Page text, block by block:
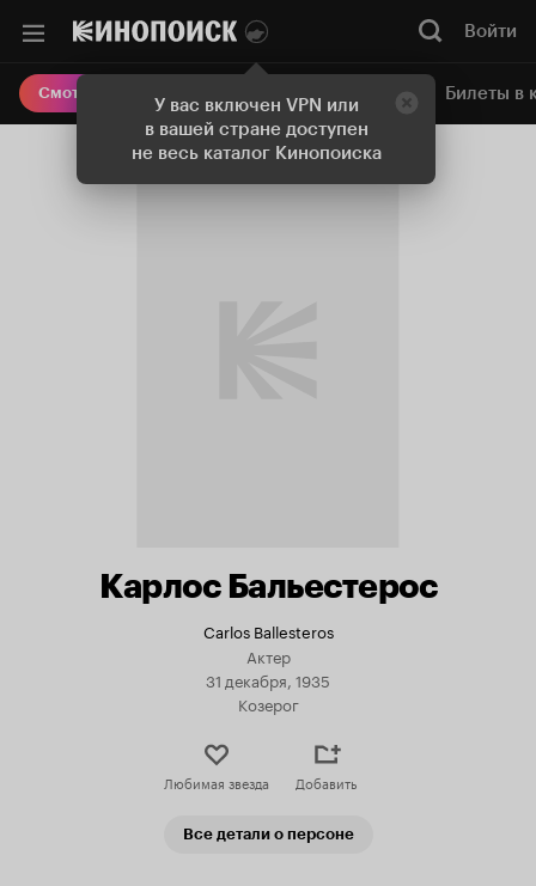
У вас включен VPN или
в вашей стране доступен
не весь каталог Кинопоиска
Войти
Смотреть кино Онлайн-кинотеатр Билеты в
Карлос Бальестерос
Carlos Ballesteros
Актер
31 декабря, 1935
Козерог
Любимая звезда Добавить
Все детали о персоне